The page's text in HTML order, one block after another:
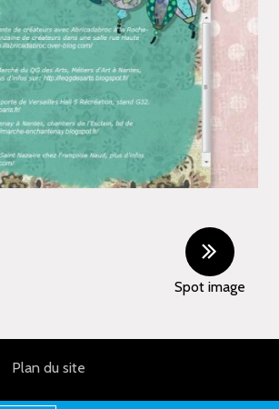
Spot image
Plan du site